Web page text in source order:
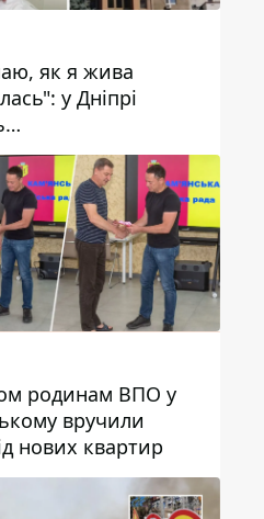
як я жива
у Дніпрі
та
дітей, яку
КАБ
родинам ВПО у
вручили
нових квартир